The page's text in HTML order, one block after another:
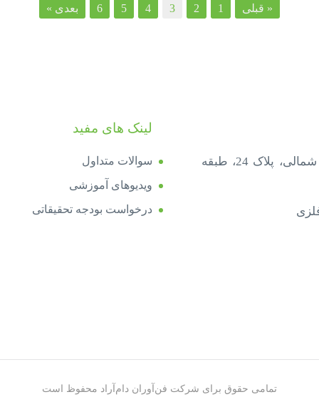
« قبلی 1
2
3
4
5
6 بعدی »
تهران، نارمک، خ شهید خاموشی، خ لادن شمالی، پلاک 24، طبقه
لینک های مفید
سوالات متداول
ویدیوهای آموزشی
درخواست بودجه تحقیقاتی
تمامی حقوق برای شرکت فن‌آوران دام‌آراد محفوظ است